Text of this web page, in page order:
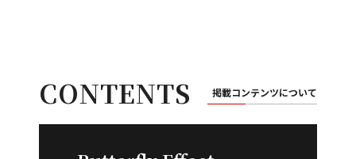
CONTENTS 掲載コンテンツについて